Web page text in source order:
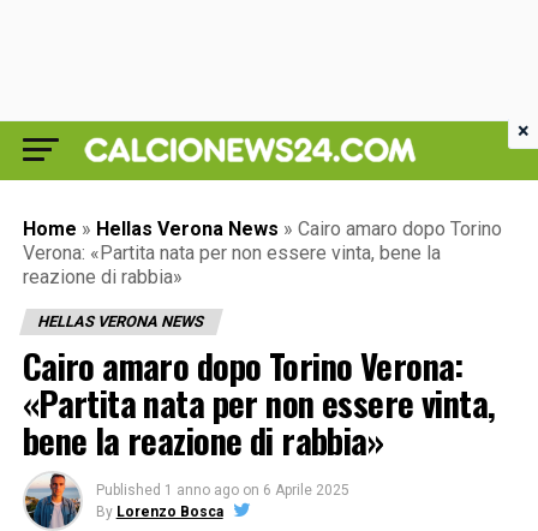
Home » Hellas Verona News » Cairo amaro dopo Torino
Verona: «Partita nata per non essere vinta, bene la
reazione di rabbia»
HELLAS VERONA NEWS
Cairo amaro dopo Torino Verona:
«Partita nata per non essere vinta,
bene la reazione di rabbia»
Published 1 anno ago on 6 Aprile 2025
By Lorenzo Bosca
×